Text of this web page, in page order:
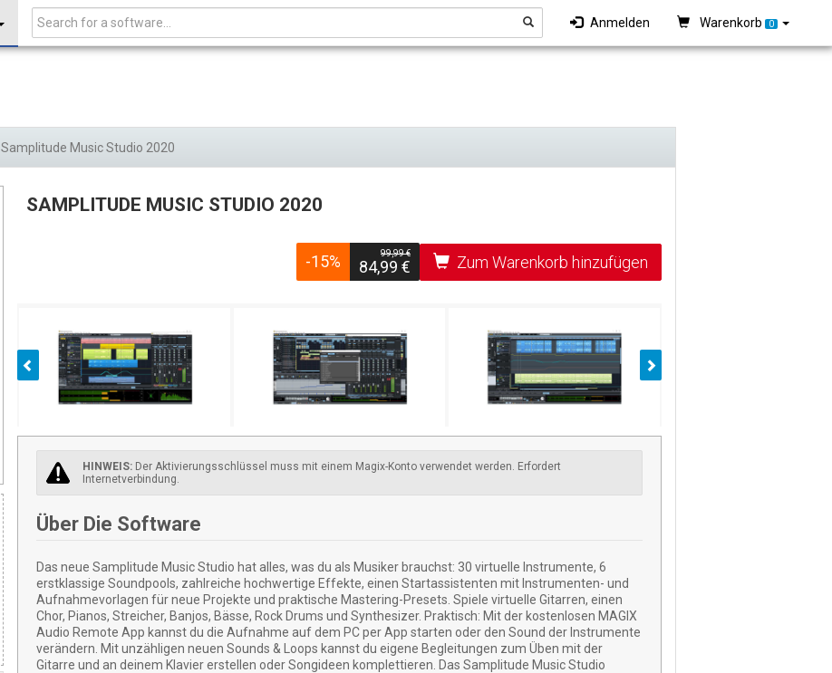
Anmelden Warenkorb 0
Samplitude Music Studio 2020
SAMPLITUDE MUSIC STUDIO 2020
-15% 99,99 €
84,99 € Zum Warenkorb hinzufügen
HINWEIS: Der Aktivierungsschlüssel muss mit einem Magix-Konto verwendet werden. Erfordert
Internetverbindung.
Über Die Software
Das neue Samplitude Music Studio hat alles, was du als Musiker brauchst: 30 virtuelle Instrumente, 6
erstklassige Soundpools, zahlreiche hochwertige Effekte, einen Startassistenten mit Instrumenten- und
Aufnahmevorlagen für neue Projekte und praktische Mastering-Presets. Spiele virtuelle Gitarren, einen
Chor, Pianos, Streicher, Banjos, Bässe, Rock Drums und Synthesizer. Praktisch: Mit der kostenlosen MAGIX
Audio Remote App kannst du die Aufnahme auf dem PC per App starten oder den Sound der Instrumente
verändern. Mit unzähligen neuen Sounds & Loops kannst du eigene Begleitungen zum Üben mit der
Gitarre und an deinem Klavier erstellen oder Songideen komplettieren. Das Samplitude Music Studio